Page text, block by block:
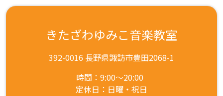
きたざわゆみこ音楽教室
392-0016 長野県諏訪市豊田2068-1
時間：9:00～20:00
定休日：日曜・祝日